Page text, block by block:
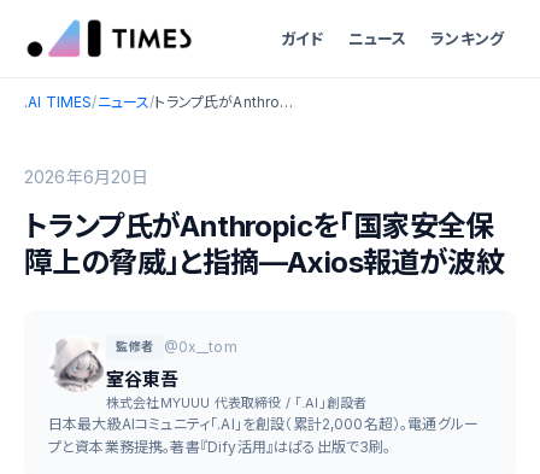
ガイド ニュース ランキング
.AI TIMES/ニュース/ トランプ氏がAnthropicを「国家安全保障上の脅威」と指摘—Axios報道が波紋
2026年6月20日
トランプ氏がAnthropicを「国家安全保
障上の脅威」と指摘—Axios報道が波紋
監修者 @0x__tom
室谷東吾
株式会社MYUUU 代表取締役 / 「.AI」創設者
日本最大級AIコミュニティ「.AI」を創設（累計2,000名超）。電通グルー
プと資本業務提携。著書『Dify活用』はぱる出版で3刷。